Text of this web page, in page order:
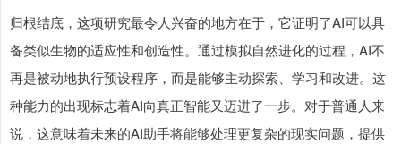
归根结底，这项研究最令人兴奋的地方在于，它证明了AI可以具
备类似生物的适应性和创造性。通过模拟自然进化的过程，AI不
再是被动地执行预设程序，而是能够主动探索、学习和改进。这
种能力的出现标志着AI向真正智能又迈进了一步。对于普通人来
说，这意味着未来的AI助手将能够处理更复杂的现实问题，提供